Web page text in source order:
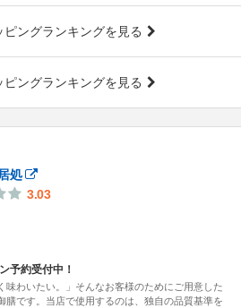
ングランキングを見る
ングランキングを見る
処
3.03
予約受付中！
味わいたい。」そんなお客様のためにご用意した
膳です。当店で使用するのは、独自の品質基準を